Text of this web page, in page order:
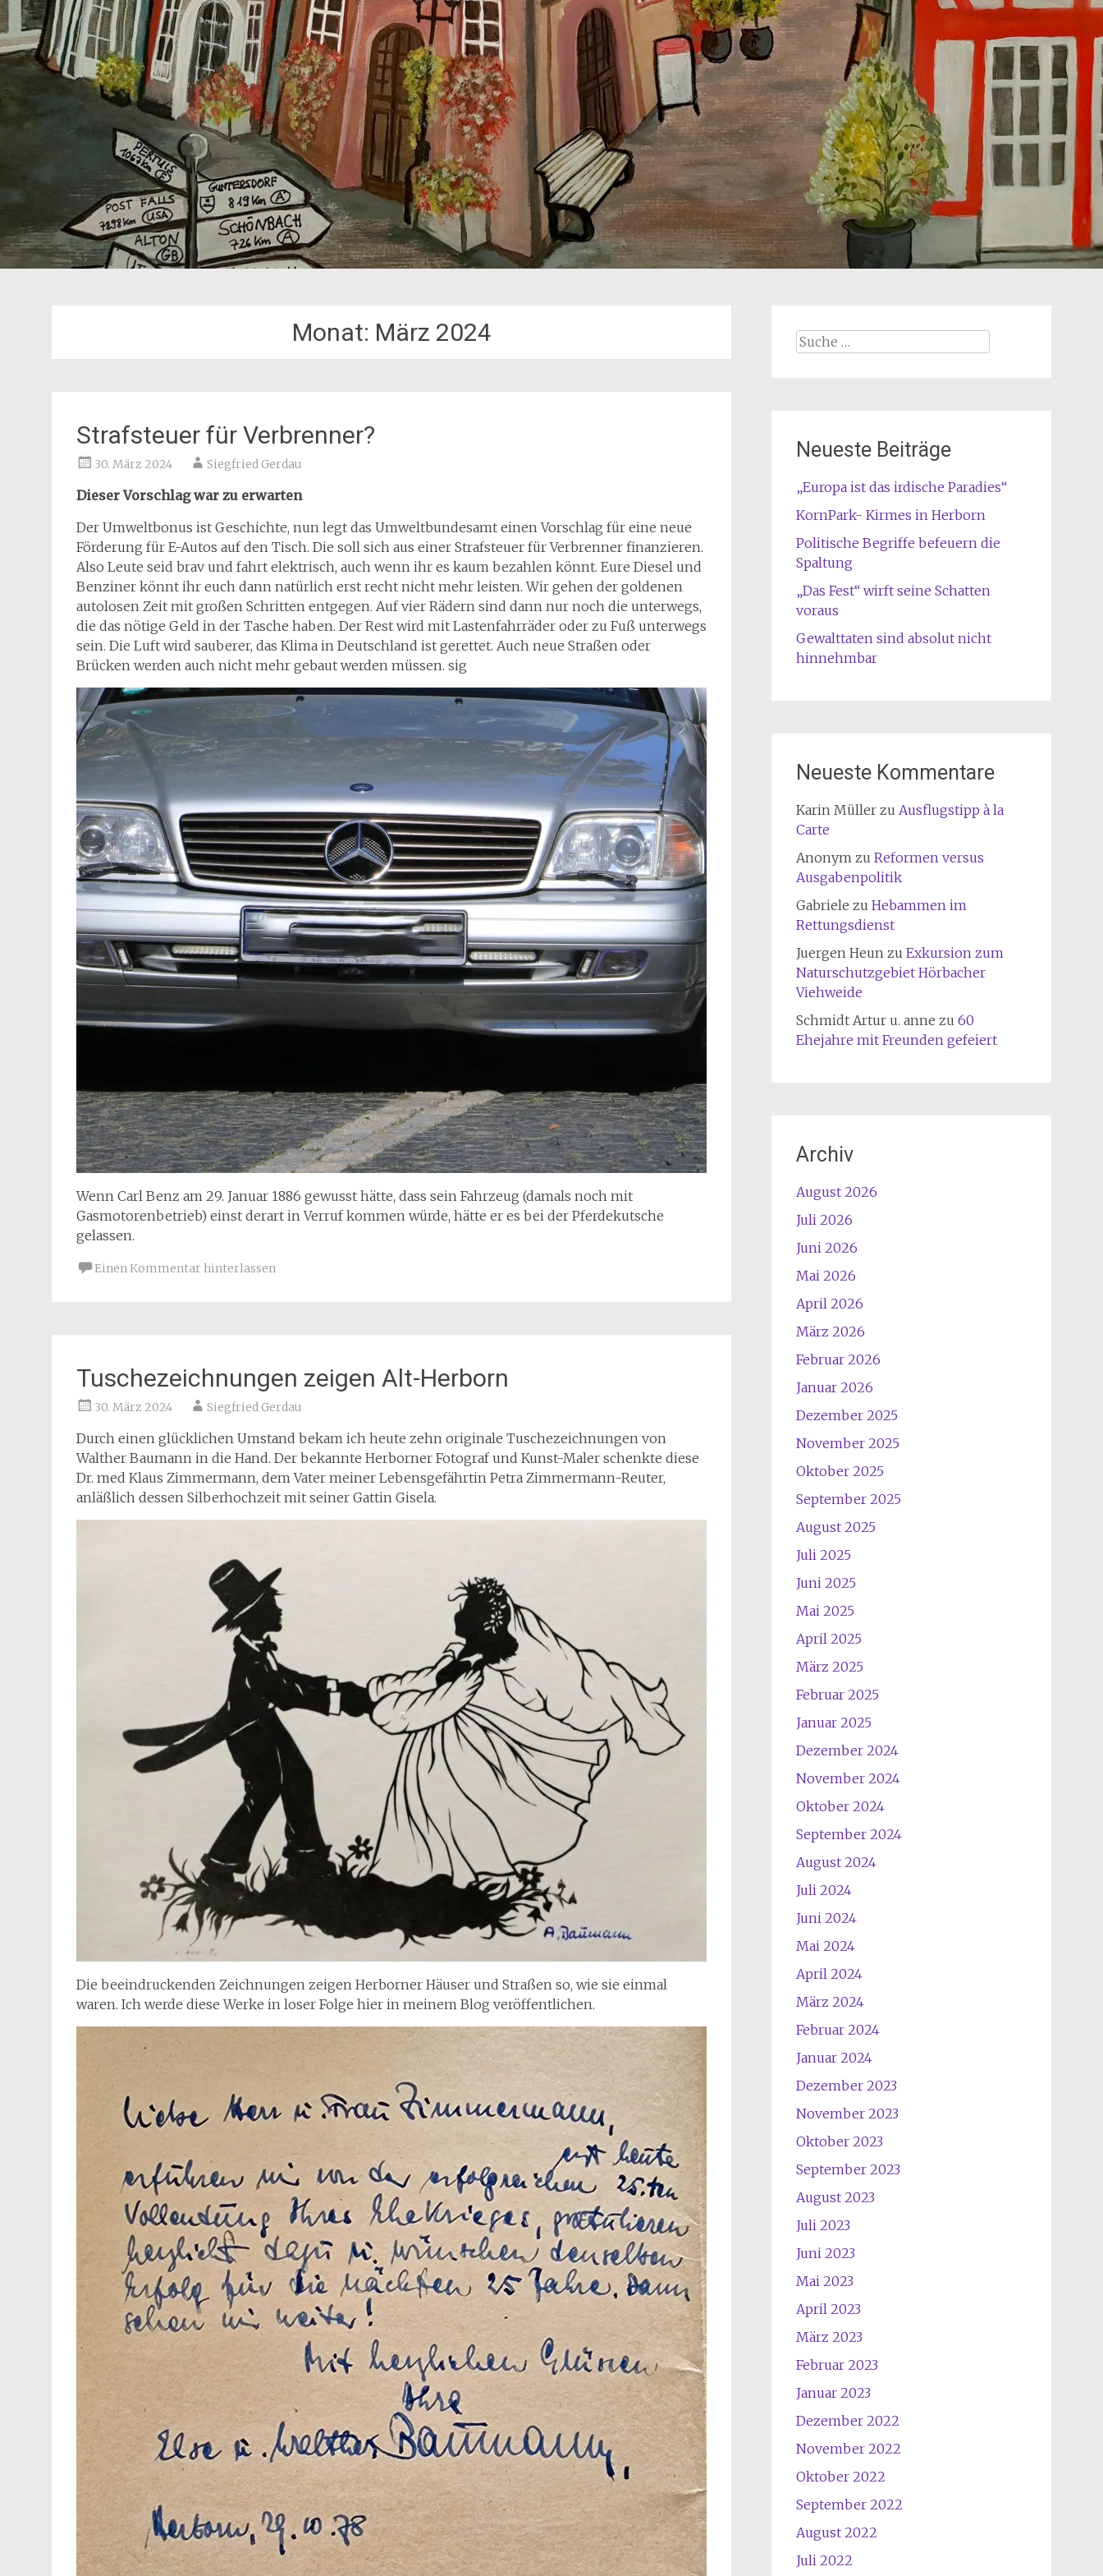
Monat: März 2024
Strafsteuer für Verbrenner?
30. März 2024 Siegfried Gerdau
Dieser Vorschlag war zu erwarten
Der Umweltbonus ist Geschichte, nun legt das Umweltbundesamt einen Vorschlag für eine neue
Förderung für E-Autos auf den Tisch. Die soll sich aus einer Strafsteuer für Verbrenner finanzieren.
Also Leute seid brav und fahrt elektrisch, auch wenn ihr es kaum bezahlen könnt. Eure Diesel und
Benziner könnt ihr euch dann natürlich erst recht nicht mehr leisten. Wir gehen der goldenen
autolosen Zeit mit großen Schritten entgegen. Auf vier Rädern sind dann nur noch die unterwegs,
die das nötige Geld in der Tasche haben. Der Rest wird mit Lastenfahrräder oder zu Fuß unterwegs
sein. Die Luft wird sauberer, das Klima in Deutschland ist gerettet. Auch neue Straßen oder
Brücken werden auch nicht mehr gebaut werden müssen. sig
Wenn Carl Benz am 29. Januar 1886 gewusst hätte, dass sein Fahrzeug (damals noch mit
Gasmotorenbetrieb) einst derart in Verruf kommen würde, hätte er es bei der Pferdekutsche
gelassen.
Einen Kommentar hinterlassen
Tuschezeichnungen zeigen Alt-Herborn
30. März 2024 Siegfried Gerdau
Durch einen glücklichen Umstand bekam ich heute zehn originale Tuschezeichnungen von
Walther Baumann in die Hand. Der bekannte Herborner Fotograf und Kunst-Maler schenkte diese
Dr. med Klaus Zimmermann, dem Vater meiner Lebensgefährtin Petra Zimmermann-Reuter,
anläßlich dessen Silberhochzeit mit seiner Gattin Gisela.
Die beeindruckenden Zeichnungen zeigen Herborner Häuser und Straßen so, wie sie einmal
waren. Ich werde diese Werke in loser Folge hier in meinem Blog veröffentlichen.
Suche
Neueste Beiträge
„Europa ist das irdische Paradies“
KornPark- Kirmes in Herborn
Politische Begriffe befeuern die
Spaltung
„Das Fest“ wirft seine Schatten
voraus
Gewalttaten sind absolut nicht
hinnehmbar
Neueste Kommentare
Karin Müllerzu Ausflugstipp à la
Carte
Anonymzu Reformen versus
Ausgabenpolitik
Gabriele zu Hebammen im
Rettungsdienst
Juergen Heunzu Exkursion zum
Naturschutzgebiet Hörbacher
Viehweide
Schmidt Artur u. anne zu 60
Ehejahre mit Freunden gefeiert
Archiv
August 2026
Juli 2026
Juni 2026
Mai 2026
April 2026
März 2026
Februar 2026
Januar 2026
Dezember 2025
November 2025
Oktober 2025
September 2025
August 2025
Juli 2025
Juni 2025
Mai 2025
April 2025
März 2025
Februar 2025
Januar 2025
Dezember 2024
November 2024
Oktober 2024
September 2024
August 2024
Juli 2024
Juni 2024
Mai 2024
April 2024
März 2024
Februar 2024
Januar 2024
Dezember 2023
November 2023
Oktober 2023
September 2023
August 2023
Juli 2023
Juni 2023
Mai 2023
April 2023
März 2023
Februar 2023
Januar 2023
Dezember 2022
November 2022
Oktober 2022
September 2022
August 2022
Juli 2022